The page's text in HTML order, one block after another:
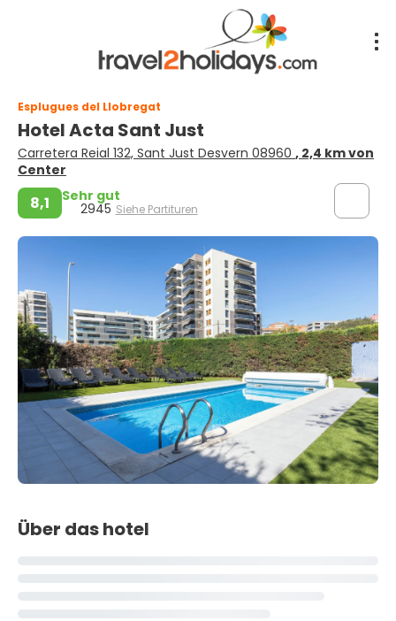
Esplugues del Llobregat
Hotel Acta Sant Just
Carretera Reial 132, Sant Just Desvern 08960 , 2,4 km von
Center
8,1 Sehr gut
2945 Siehe Partituren
Über das hotel